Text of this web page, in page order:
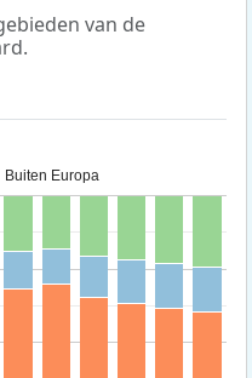
van de
Buiten Europa